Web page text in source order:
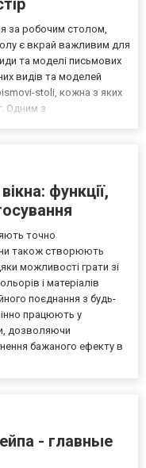
за робочим столом,
є вкрай важливим для
та моделі письмових
видів та моделей
stoli, кожна з яких
Одним з
функції,
точно
також створюють
можливості грати зі
і матеріалів
поєднання з будь-
працюють у
дозволяючи
бажаного ефекту в
- главные